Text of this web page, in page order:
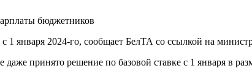
января 2024-го, сообщает БелТА со ссылкой на
принято решение по базовой ставке с 1 января в